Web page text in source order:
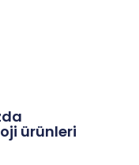
ürünleri